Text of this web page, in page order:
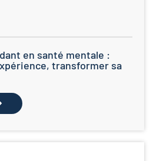
en santé mentale :
transformer sa